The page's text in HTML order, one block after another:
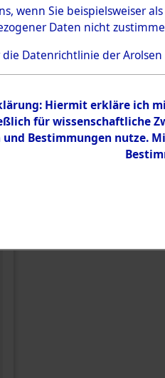
Einen Kommentar
wenn Sie beispielsweiser
Daten nicht
Datenrichtlinie der Arolsen
Hiermit erkläre ich
für wissenschaftliche
und Bestimmungen nutze.